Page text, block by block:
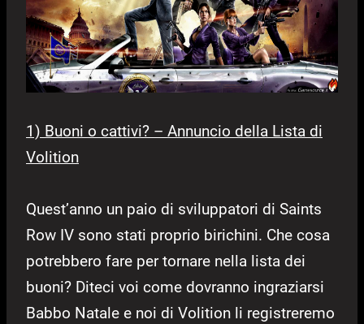
1) Buoni o cattivi? – Annuncio della Lista di
Volition
Quest’anno un paio di sviluppatori di Saints
Row IV sono stati proprio birichini. Che cosa
potrebbero fare per tornare nella lista dei
buoni? Diteci voi come dovranno ingraziarsi
Babbo Natale e noi di Volition li registreremo